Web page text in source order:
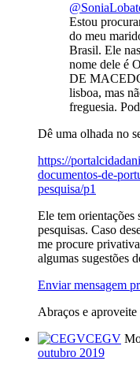
Estou
do meu
Brasil. Ele
nome dele é
DE
lisboa, mas
freguesia.
Dê uma olhada no
https://
documentos-de-
pesquisa/p1
Ele tem orientações
pesquisas. Caso
me procure
algumas sugestões
Enviar mensagem
Abraços e aproveite
CEGV
outubro 2019